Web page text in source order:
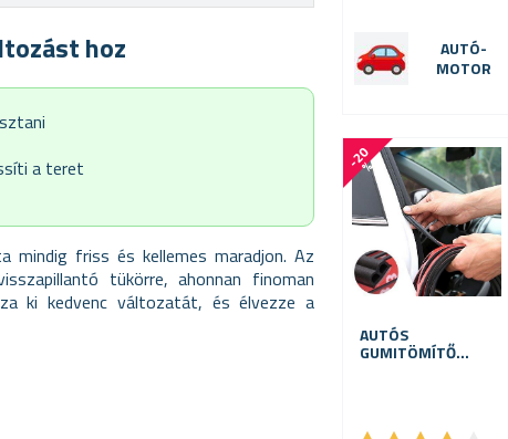
hoz
a teret
mindig friss és kellemes maradjon. Az
tükörre, ahonnan finoman
ki kedvenc változatát, és élvezze a
AUTÓ-
MOTOR
-
2
0
%
AUTÓS
GUMITÖMÍTŐ